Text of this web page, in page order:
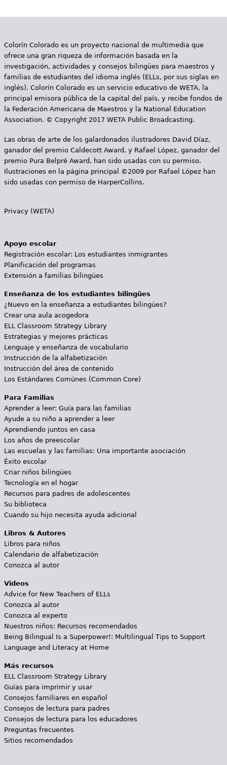
Colorín Colorado es un proyecto nacional de multimedia que
ofrece una gran riqueza de información basada en la
investigación, actividades y consejos bilingües para maestros y
familias de estudiantes del idioma inglés (ELLs, por sus siglas en
inglés). Colorín Colorado es un servicio educativo de WETA, la
principal emisora pública de la capital del país, y recibe fondos de
la Federación Americana de Maestros y la National Education
Association. © Copyright 2017 WETA Public Broadcasting.
Las obras de arte de los galardonados ilustradores David Díaz,
ganador del premio Caldecott Award, y Rafael López, ganador del
premio Pura Belpré Award, han sido usadas con su permiso.
Ilustraciones en la página principal ©2009 por Rafael López han
sido usadas con permiso de HarperCollins.
Privacy (WETA)
Apoyo escolar
Registración escolar: Los estudiantes inmigrantes
Planificación del programas
Extensión a familias bilingües
Enseñanza de los estudiantes bilingües
¿Nuevo en la enseñanza a estudiantes bilingües?
Crear una aula acogedora
ELL Classroom Strategy Library
Estrategias y mejores prácticas
Lenguaje y enseñanza de vocabulario
Instrucción de la alfabetización
Instrucción del área de contenido
Los Estándares Comúnes (Common Core)
Para Familias
Aprender a leer: Guía para las familias
Ayude a su niño a aprender a leer
Aprendiendo juntos en casa
Los años de preescolar
Las escuelas y las familias: Una importante asociación
Éxito escolar
Criar niños bilingües
Tecnología en el hogar
Recursos para padres de adolescentes
Su biblioteca
Cuando su hijo necesita ayuda adicional
Libros & Autores
Libros para niños
Calendario de alfabetización
Conozca al autor
Videos
Advice for New Teachers of ELLs
Conozca al autor
Conozca al experto
Nuestros niños: Recursos recomendados
Being Bilingual Is a Superpower!: Multilingual Tips to Support
Language and Literacy at Home
Más recursos
ELL Classroom Strategy Library
Guías para imprimir y usar
Consejos familiares en español
Consejos de lectura para padres
Consejos de lectura para los educadores
Preguntas frecuentes
Sitios recomendados